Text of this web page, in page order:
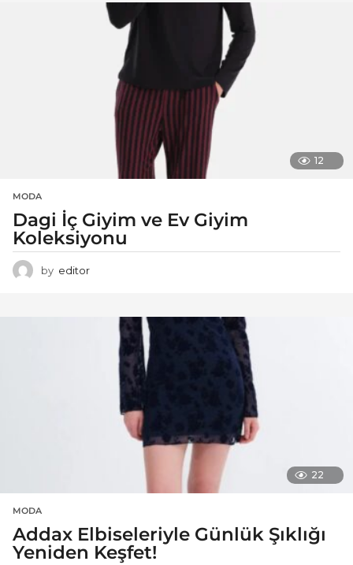
12
MODA
Dagi İç Giyim ve Ev Giyim
Koleksiyonu
by editor
22
MODA
Addax Elbiseleriyle Günlük Şıklığı
Yeniden Keşfet!